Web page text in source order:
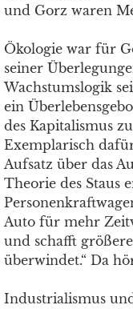
und Gorz waren
Ökologie war für
seiner
Wachstumslogik
ein
des Kapitalismus
Exemplarisch
Aufsatz über das
Theorie des Staus
Auto für mehr
und schafft
überwindet.“ Da
Industrialismus